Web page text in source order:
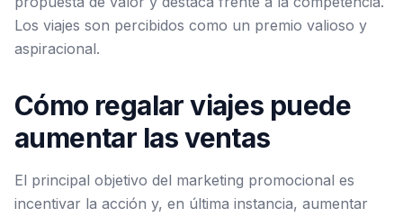
Los viajes son percibidos como un premio valioso y
aspiracional.
Cómo regalar viajes puede
aumentar las ventas
El principal objetivo del marketing promocional es
incentivar la acción y, en última instancia, aumentar